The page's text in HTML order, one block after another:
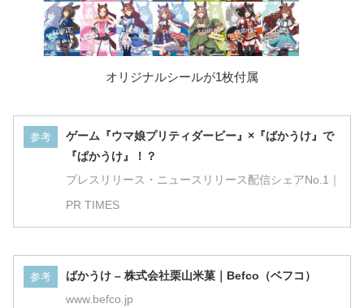
オリジナルシールが1枚付属
参考
ゲーム『ウマ娘プリティダービー』×『ばかうけ』で
『ぱかうけ』！？
プレスリリース・ニュースリリース配信シェアNo.1｜
PR TIMES
参考 ばかうけ – 株式会社栗山米菓｜Befco（ベフコ）
www.befco.jp